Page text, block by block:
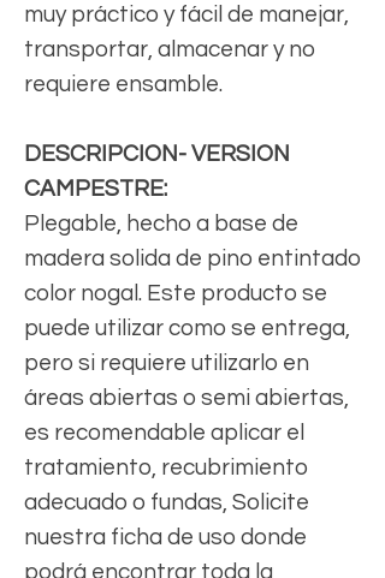
muy práctico y fácil de manejar,
transportar, almacenar y no
requiere ensamble.
DESCRIPCION- VERSION
CAMPESTRE:
Plegable, hecho a base de
madera solida de pino entintado
color nogal. Este producto se
puede utilizar como se entrega,
pero si requiere utilizarlo en
áreas abiertas o semi abiertas,
es recomendable aplicar el
tratamiento, recubrimiento
adecuado o fundas, Solicite
nuestra ficha de uso donde
podrá encontrar toda la